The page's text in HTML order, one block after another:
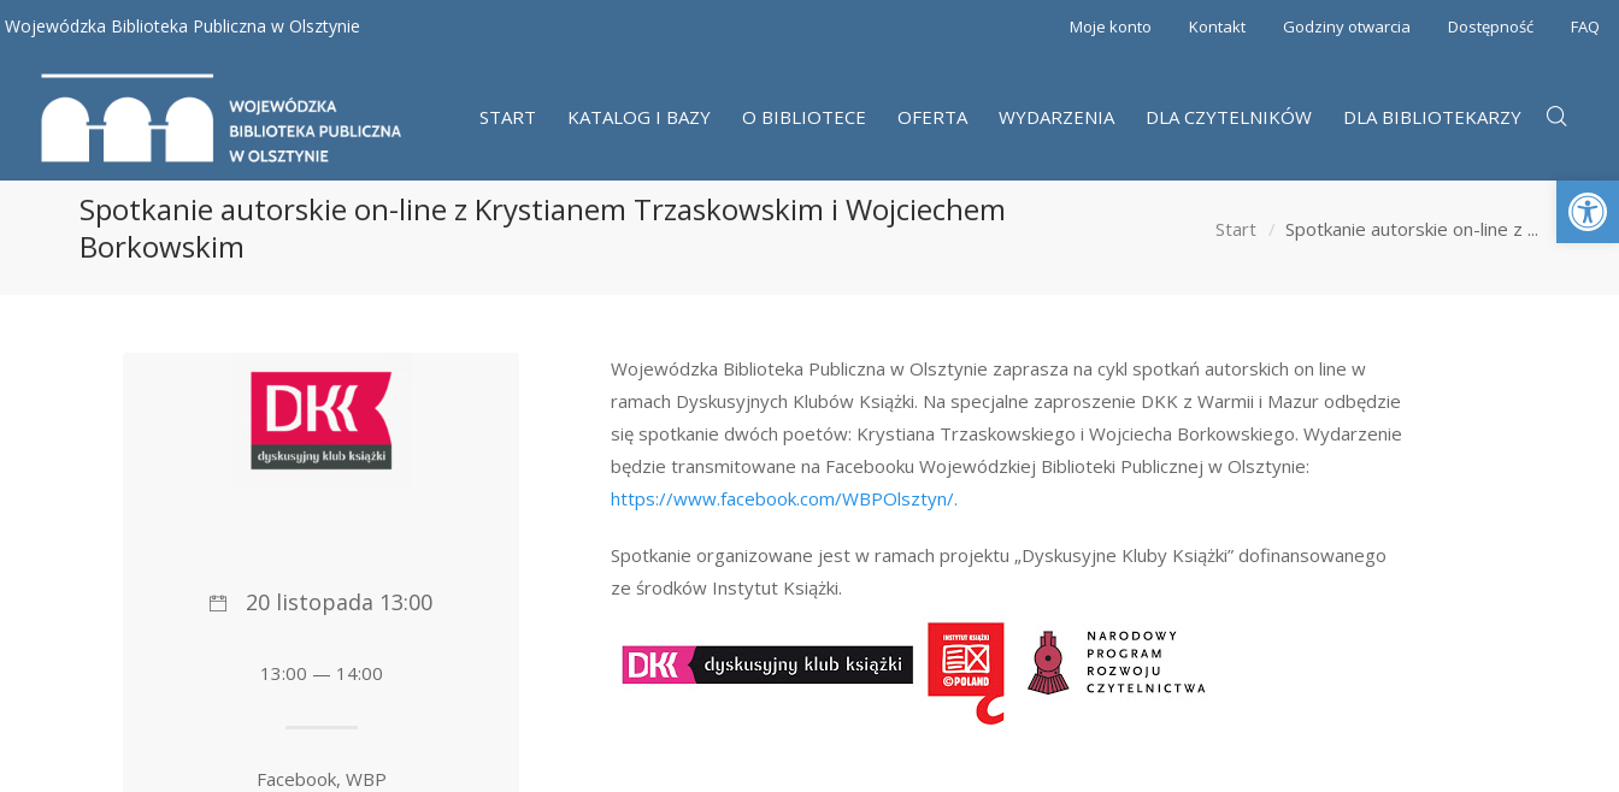
Wojewódzka Biblioteka Publiczna w Olsztynie Moje konto Kontakt Godziny otwarcia Dostępność FAQ
START KATALOG I BAZY O BIBLIOTECE OFERTA WYDARZENIA DLA CZYTELNIKÓW DLA BIBLIOTEKARZY
Spotkanie autorskie on-line z Krystianem Trzaskowskim i Wojciechem
Borkowskim
Start Spotkanie autorskie on-line z ...
Wojewódzka Biblioteka Publiczna w Olsztynie zaprasza na cykl spotkań autorskich on line w
ramach Dyskusyjnych Klubów Książki. Na specjalne zaproszenie DKK z Warmii i Mazur odbędzie
się spotkanie dwóch poetów: Krystiana Trzaskowskiego i Wojciecha Borkowskiego. Wydarzenie
będzie transmitowane na Facebooku Wojewódzkiej Biblioteki Publicznej w Olsztynie:
https://www.facebook.com/WBPOlsztyn/.
Spotkanie organizowane jest w ramach projektu „Dyskusyjne Kluby Książki” dofinansowanego
ze środków Instytut Książki.
20 listopada 13:00
13:00 — 14:00
Facebook, WBP